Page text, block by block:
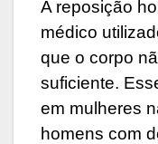
A reposição
médico
que o corpo
suficiente.
em mulheres
homens com